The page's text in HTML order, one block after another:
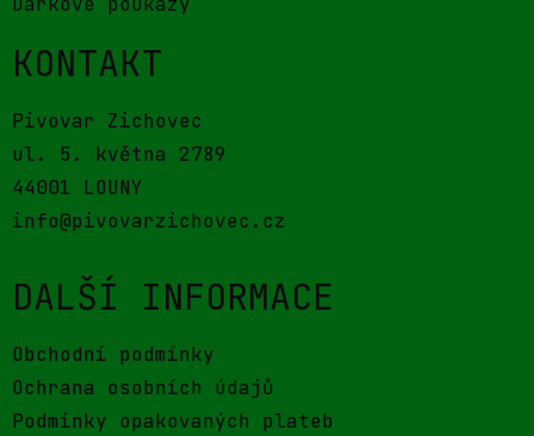
KONTAKT
Pivovar Zichovec
ul. 5. května 2789
44001 LOUNY
info@pivovarzichovec.cz
DALŠÍ INFORMACE
Obchodní podmínky
Ochrana osobních údajů
Podmínky opakovaných plateb